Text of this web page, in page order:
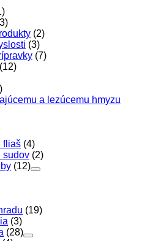
(2)
(3)
(7)
(12)
a lezúcemu hmyzu
fliaš (4)
sudov (2)
(12)
(19)
(3)
(28)